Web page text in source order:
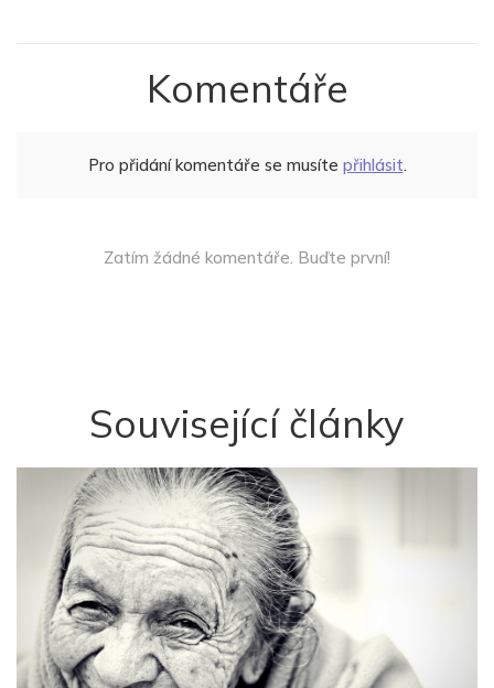
Komentáře
Pro přidání komentáře se musíte přihlásit.
Zatím žádné komentáře. Buďte první!
Související články